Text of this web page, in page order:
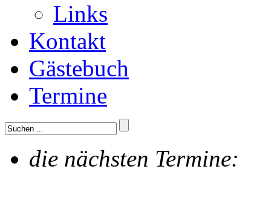
Links
Kontakt
Gästebuch
Termine
die nächsten Termine: